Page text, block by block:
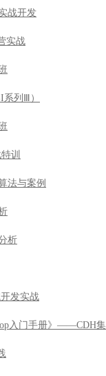
战开发
实战
系列Ⅲ）
训
法与案例
析
开发实战
入门手册》——CDH